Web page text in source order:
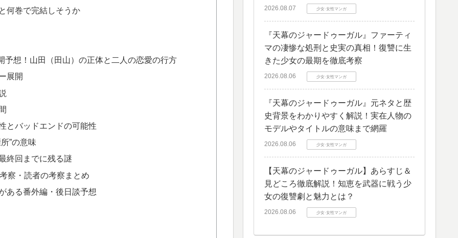
何巻で完結しそうか
想！山田（田山）の正体と二人の恋愛の行方
展開
とバッドエンドの可能性
”の意味
終回までに残る謎
察・読者の考察まとめ
ある番外編・後日談予想
2026.08.07 少女·女性マンガ
『天幕のジャードゥーガル』ファーティ
マの凄惨な処刑と史実の真相！復讐に生
きた少女の最期を徹底考察
2026.08.06 少女·女性マンガ
​『天幕のジャードゥーガル』元ネタと歴
史背景をわかりやすく解説！実在人物の
モデルやタイトルの意味まで網羅
2026.08.06 少女·女性マンガ
​【天幕のジャードゥーガル】あらすじ＆
見どころ徹底解説！知恵を武器に戦う少
女の復讐劇と魅力とは？
2026.08.06 少女·女性マンガ